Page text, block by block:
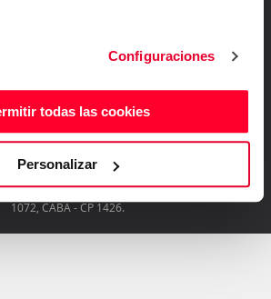
Configuraciones
todas las cookies
Personalizar
app de Atrápalo
ATRÁPALO Legajo 15.735 Atrápalo SRL Cabildo
1072, CABA - CP 1426.